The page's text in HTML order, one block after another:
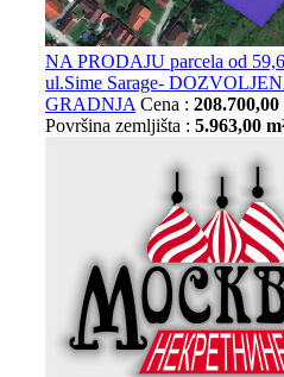
NA PRODAJU parcela od
ul.Sime Sarage-
GRADNJA Cena : 208.700,00
Površina zemljišta : 5.963,00